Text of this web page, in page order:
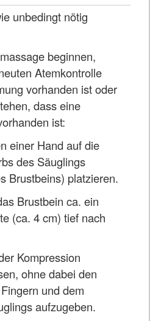
unbedingt nötig
beginnen,
Atemkontrolle
vorhanden ist oder
dass eine
ist:
einer Hand auf die
des Säuglings
Brustbeins) platzieren.
Brustbein ca. ein
(ca. 4 cm) tief nach
Kompression
ohne dabei den
und dem
aufzugeben.